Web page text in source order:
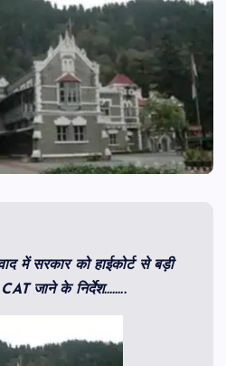
में सरकार को हाईकोर्ट से बड़ी
जाने के निर्देश……..